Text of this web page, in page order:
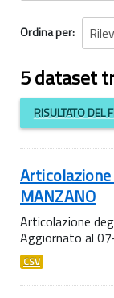
Ordina per
5 dataset
RISULTATO DEL
MANZANO
Articolazione
Aggiornato al
CSV